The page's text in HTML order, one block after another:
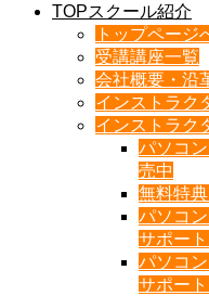
TOPスクール紹介
トップページ
受講講座一覧
会社概要・沿
インストラク
インストラク
パソコ
売中
無料特
パソコ
サポー
パソコ
サポー